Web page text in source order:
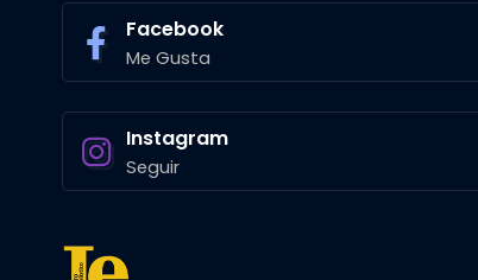
Facebook
Me Gusta
Instagram
Seguir